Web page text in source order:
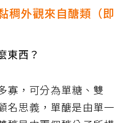
稠外觀來自醣類（即
東西？
寡，可分為單糖、雙
名思義，單醣是由單一